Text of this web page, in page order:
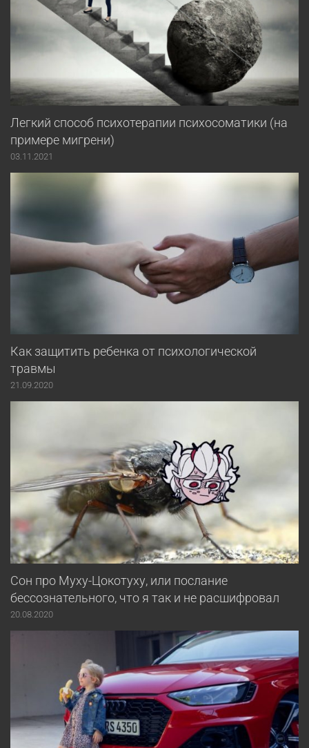
Легкий способ психотерапии психосоматики (на
примере мигрени)
03.11.2021
Как защитить ребенка от психологической
травмы
21.09.2020
Сон про Муху-Цокотуху, или послание
бессознательного, что я так и не расшифровал
20.08.2020